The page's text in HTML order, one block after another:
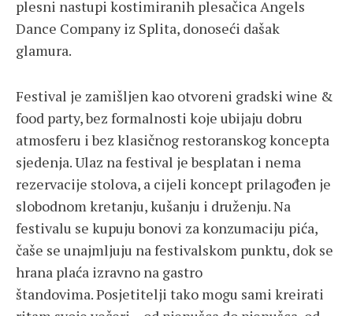
plesni nastupi kostimiranih plesačica Angels
Dance Company iz Splita, donoseći dašak
glamura.
Festival je zamišljen kao otvoreni gradski wine &
food party, bez formalnosti koje ubijaju dobru
atmosferu i bez klasičnog restoranskog koncepta
sjedenja. Ulaz na festival je besplatan i nema
rezervacije stolova, a cijeli koncept prilagođen je
slobodnom kretanju, kušanju i druženju. Na
festivalu se kupuju bonovi za konzumaciju pića,
čaše se unajmljuju na festivalskom punktu, dok se
hrana plaća izravno na gastro
štandovima. Posjetitelji tako mogu sami kreirati